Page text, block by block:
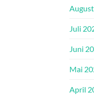
Juli
Juni
Mai
April